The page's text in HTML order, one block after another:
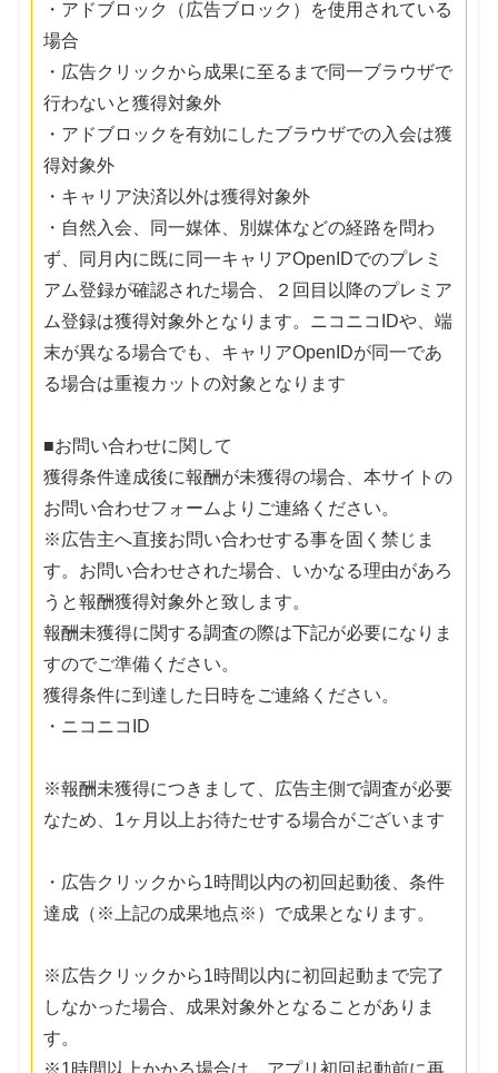
・アドブロック（広告ブロック）を使用されている
場合
・広告クリックから成果に至るまで同一ブラウザで
行わないと獲得対象外
・アドブロックを有効にしたブラウザでの入会は獲
得対象外
・キャリア決済以外は獲得対象外
・自然入会、同一媒体、別媒体などの経路を問わ
ず、同月内に既に同一キャリアOpenIDでのプレミ
アム登録が確認された場合、２回目以降のプレミア
ム登録は獲得対象外となります。ニコニコIDや、端
末が異なる場合でも、キャリアOpenIDが同一であ
る場合は重複カットの対象となります
■お問い合わせに関して
獲得条件達成後に報酬が未獲得の場合、本サイトの
お問い合わせフォームよりご連絡ください。
※広告主へ直接お問い合わせする事を固く禁じま
す。お問い合わせされた場合、いかなる理由があろ
うと報酬獲得対象外と致します。
報酬未獲得に関する調査の際は下記が必要になりま
すのでご準備ください。
獲得条件に到達した日時をご連絡ください。
・ニコニコID
※報酬未獲得につきまして、広告主側で調査が必要
なため、1ヶ月以上お待たせする場合がございます
・広告クリックから1時間以内の初回起動後、条件
達成（※上記の成果地点※）で成果となります。
※広告クリックから1時間以内に初回起動まで完了
しなかった場合、成果対象外となることがありま
す。
※1時間以上かかる場合は、アプリ初回起動前に再